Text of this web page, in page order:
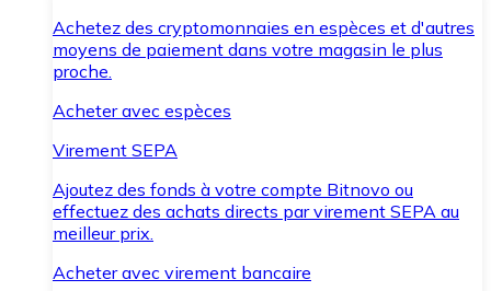
Achetez des cryptomonnaies en espèces et d'autres
moyens de paiement dans votre magasin le plus
proche.
Acheter avec espèces
Virement SEPA
Ajoutez des fonds à votre compte Bitnovo ou
effectuez des achats directs par virement SEPA au
meilleur prix.
Acheter avec virement bancaire